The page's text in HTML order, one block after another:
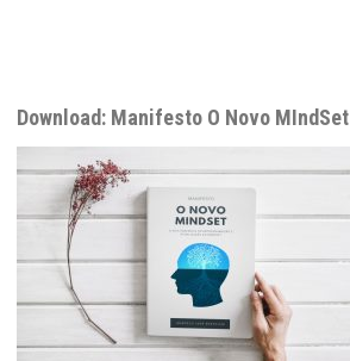
Download: Manifesto O Novo MIndSet